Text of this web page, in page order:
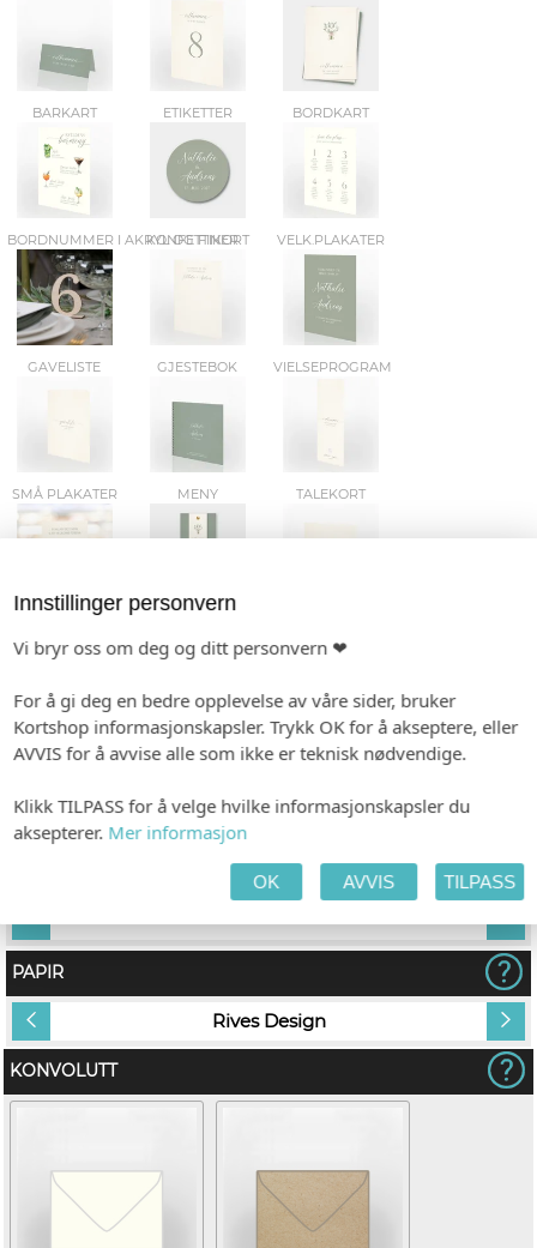
BARKART ETIKETTER BORDKART
BORDNUMMER I AKRYL OG FINER
KONFETTIKORT VELK.PLAKATER
GAVELISTE GJESTEBOK VIELSEPROGRAM
SMÅ PLAKATER MENY TALEKORT
TILPASS PRODUKTET HANDLEKURV KASSE
Ingen
PAPIR
Rives Design
KONVOLUTT
Innstillinger personvern
Vi bryr oss om deg og ditt personvern ❤
For å gi deg en bedre opplevelse av våre sider, bruker
Kortshop informasjonskapsler. Trykk OK for å akseptere, eller
AVVIS for å avvise alle som ikke er teknisk nødvendige.
Klikk TILPASS for å velge hvilke informasjonskapsler du
aksepterer. Mer informasjon
OK AVVIS TILPASS